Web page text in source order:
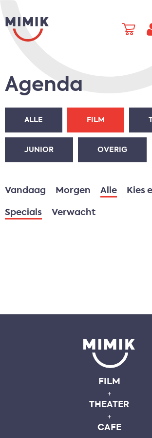
Agenda
ALLE FILM
JUNIOR OVERIG
Vandaag Morgen Alle Kies
Specials Verwacht
FILM
+
THEATER
+
CAFE